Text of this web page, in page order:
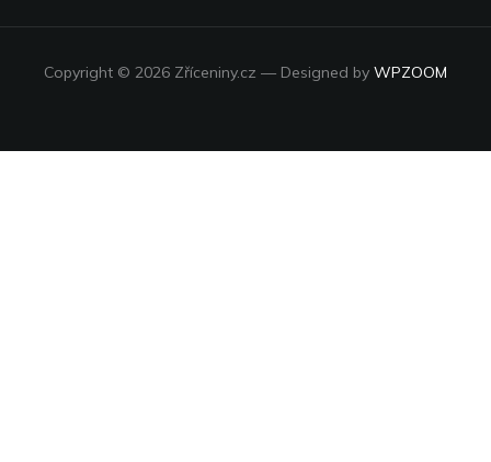
Copyright © 2026 Zříceniny.cz — Designed by WPZOOM